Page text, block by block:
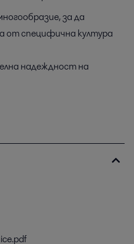
за да
от специфична култура
надеждност на